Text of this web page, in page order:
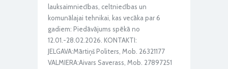
lauksaimniecības, celtniecības un
komunālajai tehnikai, kas vecāka par 6
gadiem: Piedāvājums spēkā no
12.01.-28.02.2026. KONTAKTI:
JELGAVA:Mārtiņš Politers, Mob. 26321177
VALMIERA:Aivars Saverass, Mob. 27897251